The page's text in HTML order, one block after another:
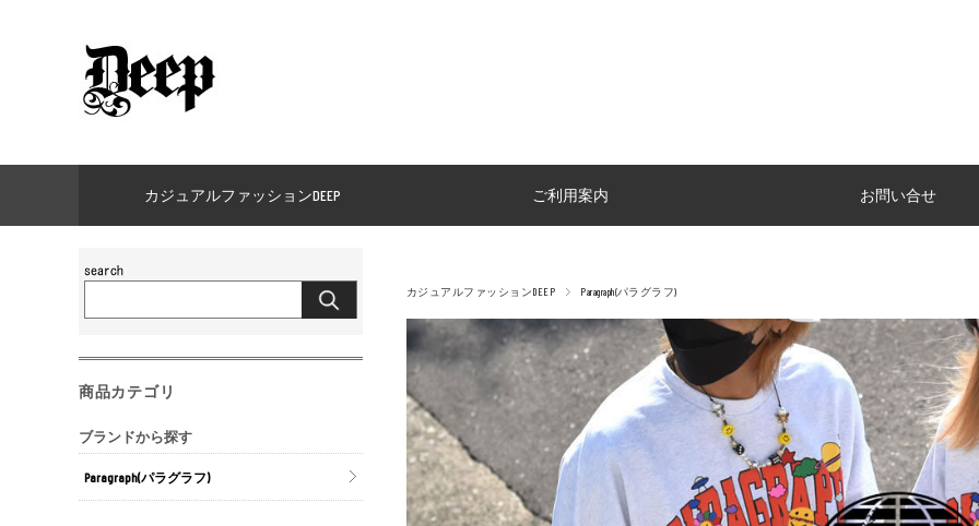
カジュアルファッションDEEP ご利用案内 お問い合せ
カジュアルファッションDEEP Paragraph(パラグラフ)
商品カテゴリ
ブランドから探す
Paragraph(パラグラフ)